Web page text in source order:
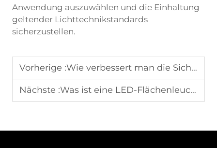
Anwendung auszuwählen und die Einhaltung
geltender Lichttechnikstandards
sicherzustellen.
Vorherige :Wie verbessert man die Sichtbarkeit mit LED-Tankstellen-Beleuchtungssystemen?
Nächste :Was ist eine LED-Flächenleuchte und wie funktioniert sie?